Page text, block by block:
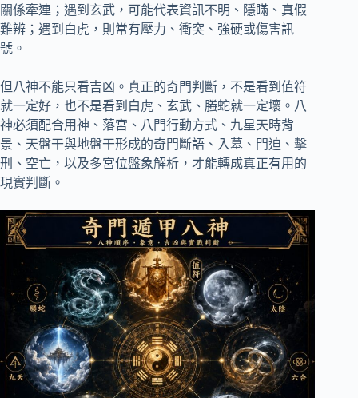
關係牽連；遇到玄武，可能代表資訊不明、隱瞞、真假
難辨；遇到白虎，則常有壓力、衝突、強硬或傷害訊
號。
但八神不能只看吉凶。真正的奇門判斷，不是看到值符
就一定好，也不是看到白虎、玄武、螣蛇就一定壞。八
神必須配合用神、落宮、八門行動方式、九星天時背
景、天盤干與地盤干形成的奇門斷語、入墓、門迫、擊
刑、空亡，以及多宮位盤象解析，才能轉成真正有用的
現實判斷。